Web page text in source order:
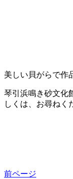
美しい貝がらで作
琴引浜鳴き砂文化
しくは、お尋ねく
前ページ